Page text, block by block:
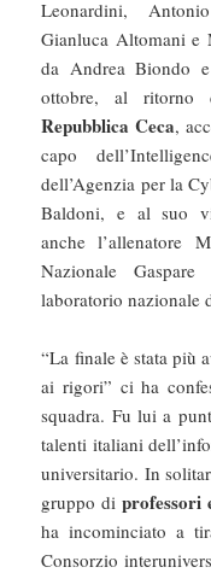
Leonardini,
Gianluca Altomani e
da Andrea Biondo
ottobre, al ritorno
Repubblica Ceca,
capo
dell’Agenzia per la
Baldoni, e al suo
anche l’allenatore
Nazionale
laboratorio nazionale
“La finale è stata più
ai rigori” ci ha
squadra. Fu lui a
talenti italiani
universitario. In
gruppo diprofessori
ha incominciato a
Consorzio